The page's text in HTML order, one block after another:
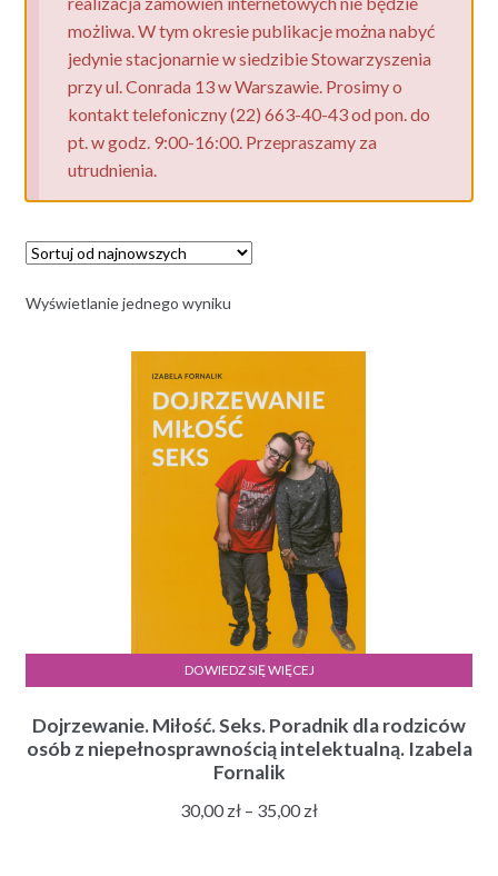
możliwa. W tym okresie publikacje można nabyć
jedynie stacjonarnie w siedzibie Stowarzyszenia
przy ul. Conrada 13 w Warszawie. Prosimy o
kontakt telefoniczny (22) 663-40-43 od pon. do
pt. w godz. 9:00-16:00. Przepraszamy za
utrudnienia.
Wyświetlanie jednego wyniku
Dojrzewanie. Miłość. Seks. Poradnik dla rodziców
osób z niepełnosprawnością intelektualną. Izabela
Fornalik
30,00 zł – 35,00 złZakres
DOWIEDZ SIĘ WIĘCEJ